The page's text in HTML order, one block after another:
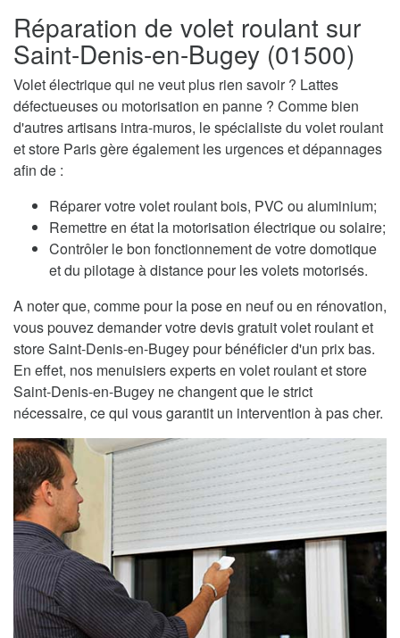
Réparation de volet roulant sur
Saint-Denis-en-Bugey (01500)
Volet électrique qui ne veut plus rien savoir ? Lattes
défectueuses ou motorisation en panne ? Comme bien
d'autres artisans intra-muros, le spécialiste du volet roulant
et store Paris gère également les urgences et dépannages
afin de :
Réparer votre volet roulant bois, PVC ou aluminium;
Remettre en état la motorisation électrique ou solaire;
Contrôler le bon fonctionnement de votre domotique
et du pilotage à distance pour les volets motorisés.
A noter que, comme pour la pose en neuf ou en rénovation,
vous pouvez demander votre devis gratuit volet roulant et
store Saint-Denis-en-Bugey pour bénéficier d'un prix bas.
En effet, nos menuisiers experts en volet roulant et store
Saint-Denis-en-Bugey ne changent que le strict
nécessaire, ce qui vous garantit un intervention à pas cher.